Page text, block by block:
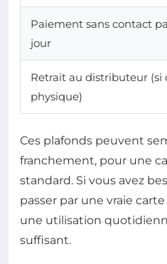
Paiement sans contact
jour
Retrait au distributeur (si
physique)
Ces plafonds peuvent
franchement, pour une
standard. Si vous avez
passer par une vraie
une utilisation
suffisant.